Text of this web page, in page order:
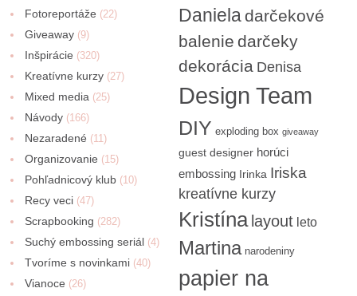
Fotoreportáže (22)
Giveaway (9)
Inšpirácie (320)
Kreatívne kurzy (27)
Mixed media (25)
Návody (166)
Nezaradené (11)
Organizovanie (15)
Pohľadnicový klub (10)
Recy veci (47)
Scrapbooking (282)
Suchý embossing seriál (4)
Tvoríme s novinkami (40)
Vianoce (26)
Daniela darčekové
balenie darčeky
dekorácia Denisa
Design Team
DIY exploding box giveaway
guest designer horúci
embossing Irinka Iriska
kreatívne kurzy
Kristína layout leto
Martina narodeniny
papier na